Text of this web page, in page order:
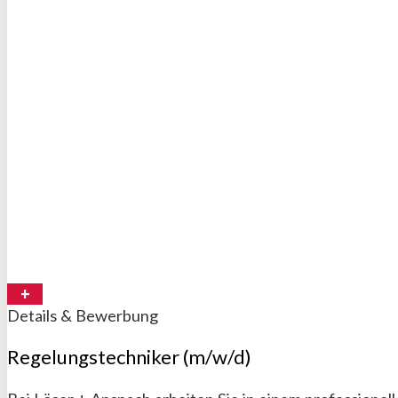
Details & Bewerbung
Regelungstechniker (m/w/d)